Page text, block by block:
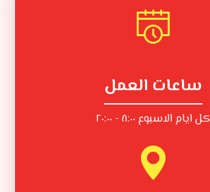
ساعات العمل
كل ايام الاسبوع ٨:٠٠ - ٢٠:٠٠